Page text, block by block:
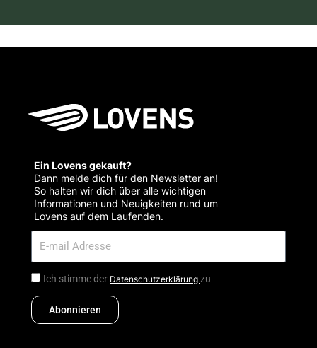
Ein Lovens gekauft?
Dann melde dich für den Newsletter an!
So halten wir dich über alle wichtigen
Informationen und Neuigkeiten rund um
Lovens auf dem Laufenden.
Ich stimme der Datenschutzerklärung zu
Abonnieren